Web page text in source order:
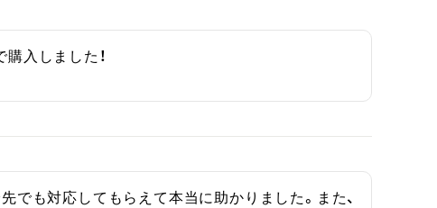
入しました！
でも対応してもらえて本当に助かりました。また、